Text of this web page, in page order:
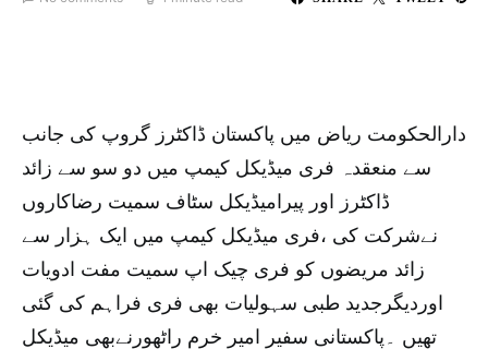
دارالحکومت ریاض میں پاکستان ڈاکٹرز گروپ کی جانب
سے منعقدہ فری میڈیکل کیمپ میں دو سو سے زائد
ڈاکٹرز اور پیرامیڈیکل سٹاف سمیت رضاکاروں
نےشرکت کی ،فری میڈیکل کیمپ میں ایک ہزار سے
زائد مریضوں کو فری چیک اپ سمیت مفت ادویات
اوردیگرجدید طبی سہولیات بھی فری فراہم کی گئی
تھیں ۔پاکستانی سفیر امیر خرم راٹھورنےبھی میڈیکل